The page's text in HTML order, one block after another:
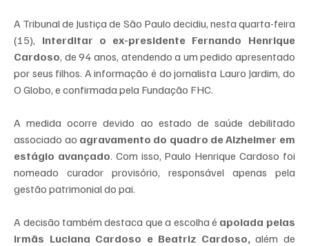
A Tribunal de Justiça de São Paulo decidiu, nesta quarta-feira
(15), interditar o ex-presidente Fernando Henrique
Cardoso, de 94 anos, atendendo a um pedido apresentado
por seus filhos. A informação é do jornalista Lauro Jardim, do
O Globo, e confirmada pela Fundação FHC.
A medida ocorre devido ao estado de saúde debilitado
associado ao agravamento do quadro de Alzheimer em
estágio avançado. Com isso, Paulo Henrique Cardoso foi
nomeado curador provisório, responsável apenas pela
gestão patrimonial do pai.
A decisão também destaca que a escolha é apoiada pelas
irmãs Luciana Cardoso e Beatriz Cardoso, além de